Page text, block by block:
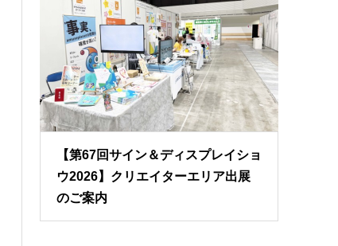
【第67回サイン＆ディスプレイショ
ウ2026】クリエイターエリア出展
のご案内